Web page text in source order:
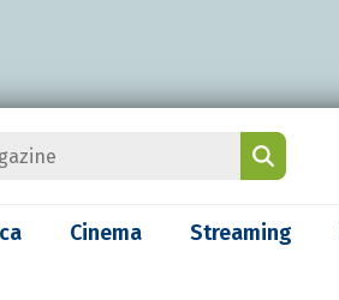
Cinema Streaming